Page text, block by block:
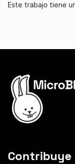
Este trabajo tiene
Contribuye